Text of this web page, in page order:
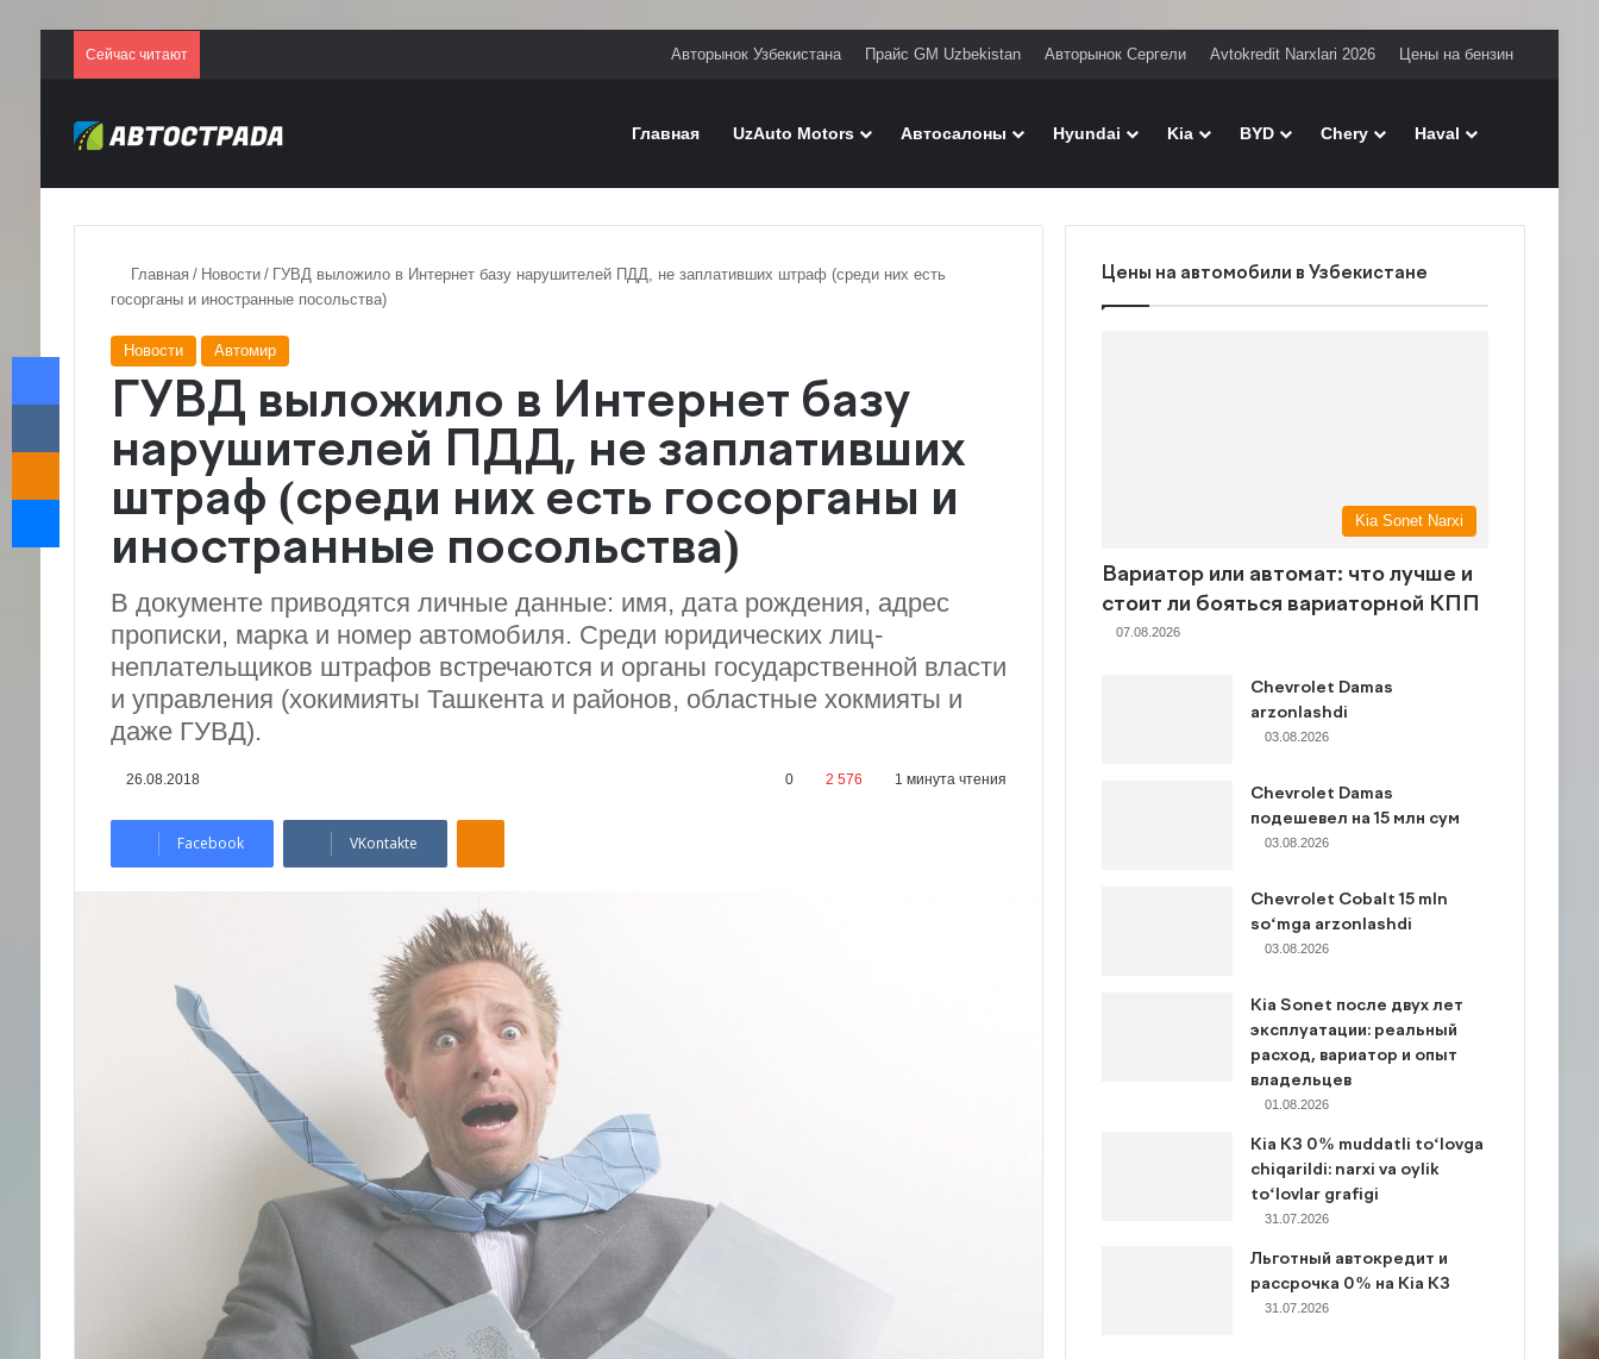
Сейчас читают Авторынок Узбекистана Прайс GM Uzbekistan Авторынок Сергели Avtokredit Narxlari 2026 Цены на бензин
Главная UzAuto Motors Автосалоны Hyundai Kia BYD Chery Haval
Главная / Новости / ГУВД выложило в Интернет базу нарушителей ПДД, не заплативших штраф (среди них есть
госорганы и иностранные посольства)
Новости Автомир
ГУВД выложило в Интернет базу
нарушителей ПДД, не заплативших
штраф (среди них есть госорганы и
иностранные посольства)
В документе приводятся личные данные: имя, дата рождения, адрес
прописки, марка и номер автомобиля. Среди юридических лиц-
неплательщиков штрафов встречаются и органы государственной власти
и управления (хокимияты Ташкента и районов, областные хокмияты и
даже ГУВД).
26.08.2018 0 2 576 1 минута чтения
Facebook VKontakte
Odnoklassniki
Цены на автомобили в Узбекистане
Kia Sonet Narxi
Вариатор или автомат: что лучше и
стоит ли бояться вариаторной КПП
07.08.2026
Chevrolet Damas
arzonlashdi
03.08.2026
Chevrolet Damas
подешевел на 15 млн сум
03.08.2026
Chevrolet Cobalt 15 mln
so‘mga arzonlashdi
03.08.2026
Kia Sonet после двух лет
эксплуатации: реальный
расход, вариатор и опыт
владельцев
01.08.2026
Kia K3 0% muddatli to‘lovga
chiqarildi: narxi va oylik
to‘lovlar grafigi
31.07.2026
Льготный автокредит и
рассрочка 0% на Kia K3
31.07.2026
Facebook
Odnoklassniki